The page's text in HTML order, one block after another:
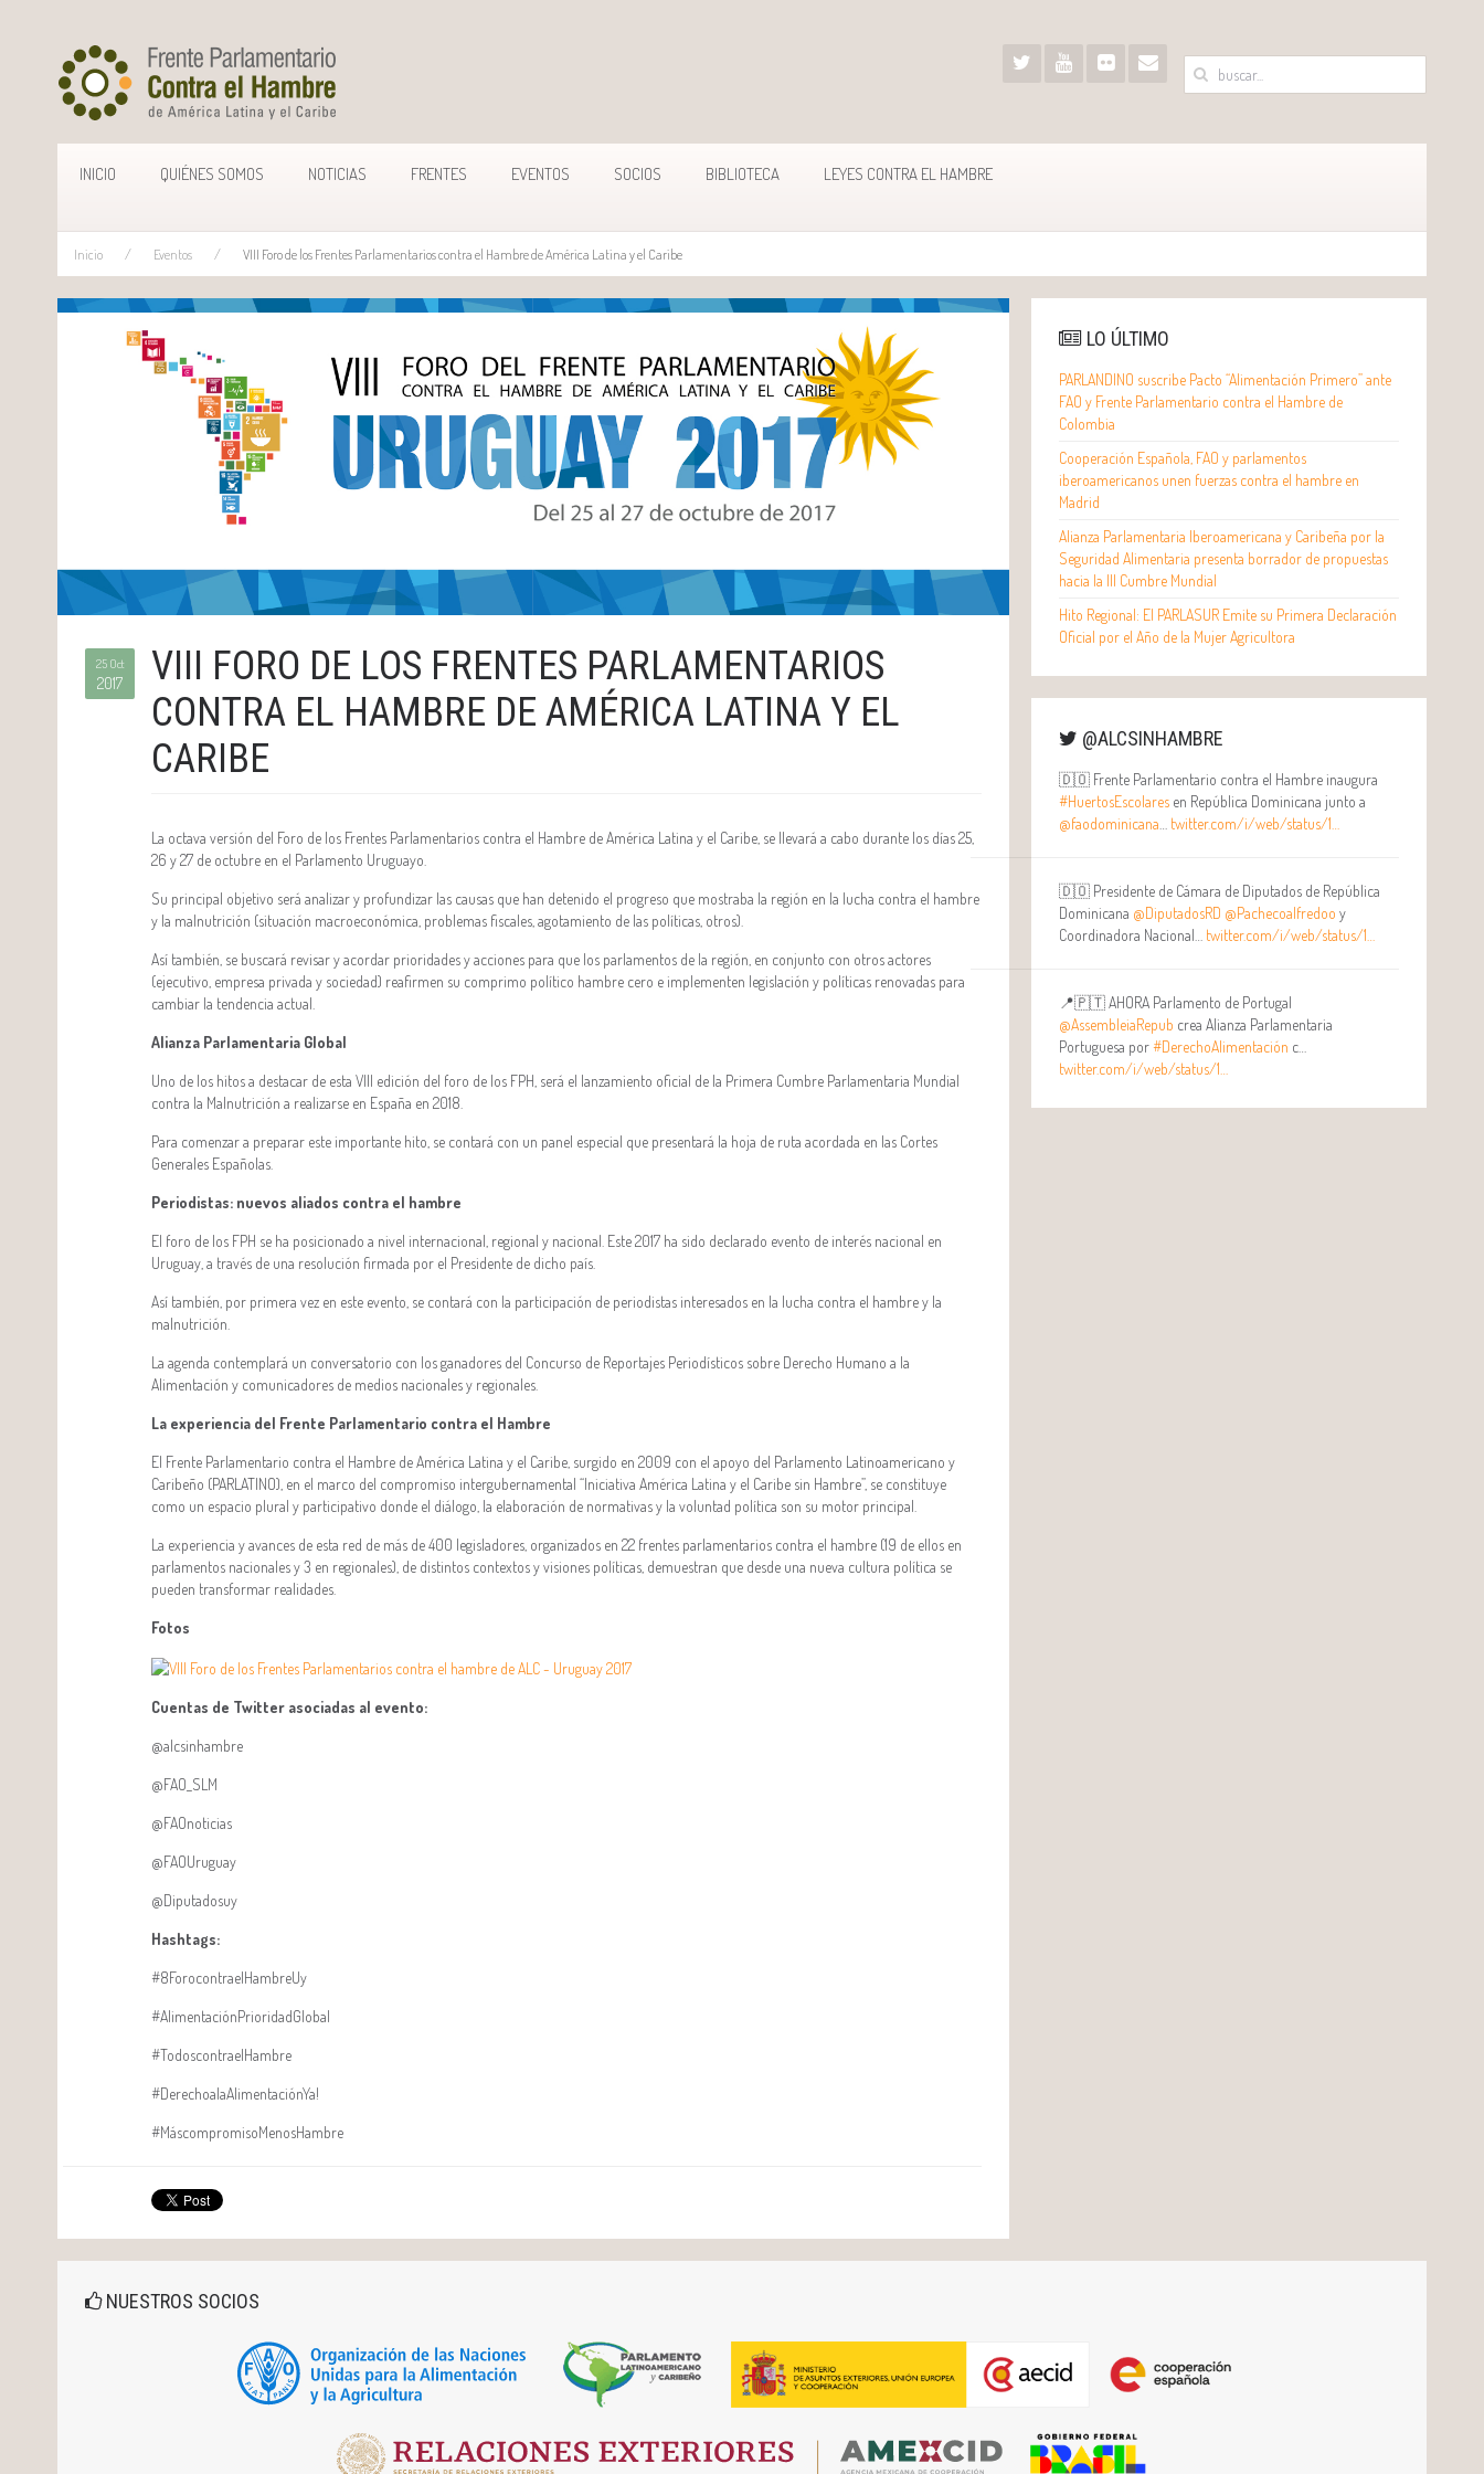
INICIO QUIÉNES SOMOS NOTICIAS FRENTES EVENTOS SOCIOS BIBLIOTECA LEYES CONTRA EL HAMBRE
Inicio Eventos VIII Foro de los Frentes Parlamentarios contra el Hambre de América Latina y el Caribe
25 Oct
2017
VIII FORO DE LOS FRENTES PARLAMENTARIOS
CONTRA EL HAMBRE DE AMÉRICA LATINA Y EL
CARIBE
La octava versión del Foro de los Frentes Parlamentarios contra el Hambre de América Latina y el Caribe, se llevará a cabo durante los días 25,
26 y 27 de octubre en el Parlamento Uruguayo.
Su principal objetivo será analizar y profundizar las causas que han detenido el progreso que mostraba la región en la lucha contra el hambre
y la malnutrición (situación macroeconómica, problemas fiscales, agotamiento de las políticas, otros).
Así también, se buscará revisar y acordar prioridades y acciones para que los parlamentos de la región, en conjunto con otros actores
(ejecutivo, empresa privada y sociedad) reafirmen su comprimo político hambre cero e implementen legislación y políticas renovadas para
cambiar la tendencia actual.
Alianza Parlamentaria Global
Uno de los hitos a destacar de esta VIII edición del foro de los FPH, será el lanzamiento oficial de la Primera Cumbre Parlamentaria Mundial
contra la Malnutrición a realizarse en España en 2018.
Para comenzar a preparar este importante hito, se contará con un panel especial que presentará la hoja de ruta acordada en las Cortes
Generales Españolas.
Periodistas: nuevos aliados contra el hambre
El foro de los FPH se ha posicionado a nivel internacional, regional y nacional. Este 2017 ha sido declarado evento de interés nacional en
Uruguay, a través de una resolución firmada por el Presidente de dicho país.
Así también, por primera vez en este evento, se contará con la participación de periodistas interesados en la lucha contra el hambre y la
malnutrición.
La agenda contemplará un conversatorio con los ganadores del Concurso de Reportajes Periodísticos sobre Derecho Humano a la
Alimentación y comunicadores de medios nacionales y regionales.
La experiencia del Frente Parlamentario contra el Hambre
El Frente Parlamentario contra el Hambre de América Latina y el Caribe, surgido en 2009 con el apoyo del Parlamento Latinoamericano y
Caribeño (PARLATINO), en el marco del compromiso intergubernamental “Iniciativa América Latina y el Caribe sin Hambre”, se constituye
como un espacio plural y participativo donde el diálogo, la elaboración de normativas y la voluntad política son su motor principal.
La experiencia y avances de esta red de más de 400 legisladores, organizados en 22 frentes parlamentarios contra el hambre (19 de ellos en
parlamentos nacionales y 3 en regionales), de distintos contextos y visiones políticas, demuestran que desde una nueva cultura política se
pueden transformar realidades.
Fotos
Cuentas de Twitter asociadas al evento:
@alcsinhambre
@FAO_SLM
@FAOnoticias
@FAOUruguay
@Diputadosuy
Hashtags:
#8ForocontraelHambreUy
#AlimentaciónPrioridadGlobal
#TodoscontraelHambre
#DerechoalaAlimentaciónYa!
#MáscompromisoMenosHambre
LO ÚLTIMO
PARLANDINO suscribe Pacto “Alimentación Primero” ante
FAO y Frente Parlamentario contra el Hambre de
Colombia
Cooperación Española, FAO y parlamentos
iberoamericanos unen fuerzas contra el hambre en
Madrid
Alianza Parlamentaria Iberoamericana y Caribeña por la
Seguridad Alimentaria presenta borrador de propuestas
hacia la III Cumbre Mundial
Hito Regional: El PARLASUR Emite su Primera Declaración
Oficial por el Año de la Mujer Agricultora
@ALCSINHAMBRE
🇩🇴 Frente Parlamentario contra el Hambre inaugura
#HuertosEscolares en República Dominicana junto a
@faodominicana
twitter.com/i/web/status/1…
🇩🇴 Presidente de Cámara de Diputados de República
Dominicana @DiputadosRD @Pachecoalfredoo y
Coordinadora Nacional… twitter.com/i/web/status/1…
📍🇵🇹 AHORA Parlamento de Portugal
@AssembleiaRepub crea Alianza Parlamentaria
Portuguesa por#DerechoAlimentación c…
twitter.com/i/web/status/1…
NUESTROS SOCIOS